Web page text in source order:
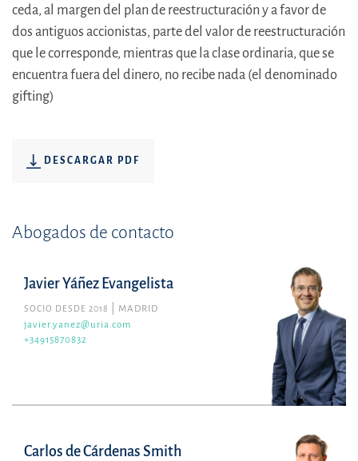
ceda, al margen del plan de reestructuración y a favor de
dos antiguos accionistas, parte del valor de reestructuración
que le corresponde, mientras que la clase ordinaria, que se
encuentra fuera del dinero, no recibe nada (el denominado
gifting)
DESCARGAR PDF
Abogados de contacto
Javier Yáñez Evangelista
SOCIO DESDE 2018
MADRID
javier.yanez@uria.com
+34915870832
Carlos de Cárdenas Smith